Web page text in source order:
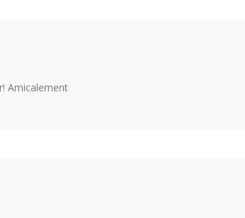
Amicalement